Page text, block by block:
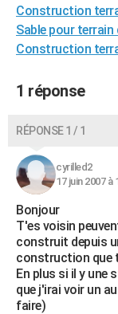
BONS PLANS
CARTE DE VOEUX
S'inscrire
Se connecter
Lycées
Collèges
Primaires
Universités
Entreprises
Service militaire
Avis de recherche
AVIS DE DÉCÈS
FORUM
Bricolage
Lifestyle
Culture
Sport
Auto
Television
Voyage
Cinema
Construction
Sable pour
Construction
1 réponse
RÉPONSE 1 / 1
cyrilled2
17 juin 2007 à
Bonjour
T'es voisin
construit depuis
construction que
En plus si il y une
que j'irai voir un
faire)